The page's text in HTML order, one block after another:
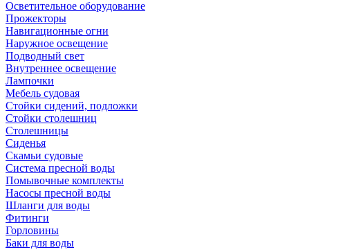
Осветительное оборудование
Прожекторы
Навигационные огни
Наружное освещение
Подводный свет
Внутреннее освещение
Лампочки
Мебель судовая
Стойки сидений, подложки
Стойки столешниц
Столешницы
Сиденья
Скамьи судовые
Система пресной воды
Помывочные комплекты
Насосы пресной воды
Шланги для воды
Фитинги
Горловины
Баки для воды